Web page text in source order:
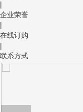
|
企业荣誉
|
在线订购
|
联系方式